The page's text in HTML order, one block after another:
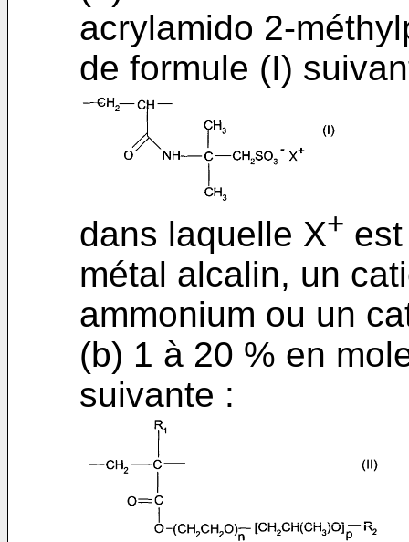
acrylamido 2-
de formule (I)
dans laquelle X+
métal alcalin, un
ammonium ou un
(b) 1 à 20 % en
suivante :